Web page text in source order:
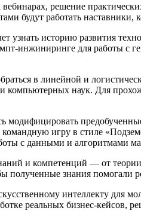
решение
будут работать наставники,
узнать историю развития
инжиниринге для работы
в линейной и
наук. Для
игру в стиле
с данными и алгоритмами
и компетенций ― от
полученные знания
интеллекту для
реальных бизнес-